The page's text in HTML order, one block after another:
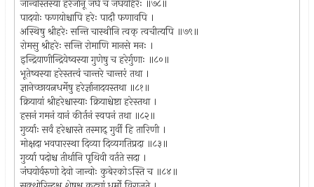
जान्वोस्तस्या हरेर्जानू जंघे च जंघयोर्हरेः ॥७८॥
पादयोः फणयोश्चापि हरेः पादौ फणावपि ।
अस्थिषु श्रीहरेः सन्ति चास्थीनि त्वक् त्वचीत्यपि ॥७९॥
रोमसु श्रीहरेः सन्ति रोमाणि मानसे मनः ।
इन्द्रियाणीन्द्रियेष्वस्या गुणेषु च हरेर्गुणाः ॥८०॥
भूतेष्वस्या हरेस्तत्त्वं चान्तरे चान्तरं तथा ।
ज्ञानेच्छायत्नधर्मेषु हरेर्ज्ञानादयस्तथा ॥८१॥
क्रियायां श्रीहरेश्चास्याः क्रियाश्चेष्टा हरेस्तथा ।
हसनं गमनं यानं कीर्तनं स्वपनं तथा ॥८२॥
गुर्व्याः सर्वं हरेश्चास्ते तस्माद् गुर्वी हि तारिणी ।
मोक्षदा भवपारस्था दिव्या दिव्यगतिप्रदा ॥८३॥
गुर्व्या पदोश्च तीर्थानि पृथिवी वर्तते सदा ।
जंघयोर्वरुणो देवो जान्वोः कुबेरकोऽस्ति च ॥८४॥